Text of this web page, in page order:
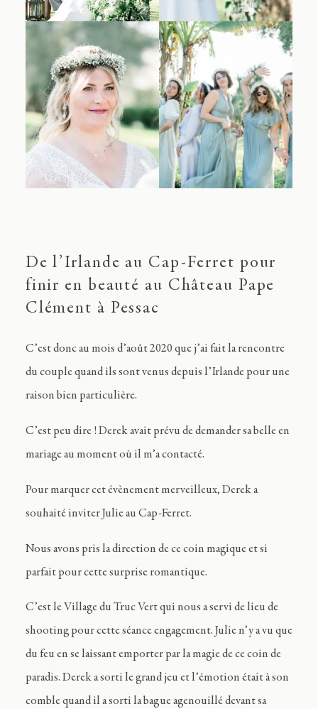
De l’Irlande au Cap-Ferret pour
finir en beauté au Château Pape
Clément à Pessac
C’est donc au mois d’août 2020 que j’ai fait la rencontre
du couple quand ils sont venus depuis l’Irlande pour une
raison bien particulière.
C’est peu dire ! Derek avait prévu de demander sa belle en
mariage au moment où il m’a contacté.
Pour marquer cet évènement merveilleux, Derek a
souhaité inviter Julie au Cap-Ferret.
Nous avons pris la direction de ce coin magique et si
parfait pour cette surprise romantique.
C’est le Village du Truc Vert qui nous a servi de lieu de
shooting pour cette séance engagement. Julie n’y a vu que
du feu en se laissant emporter par la magie de ce coin de
paradis. Derek a sorti le grand jeu et l’émotion était à son
comble quand il a sorti la bague agenouillé devant sa